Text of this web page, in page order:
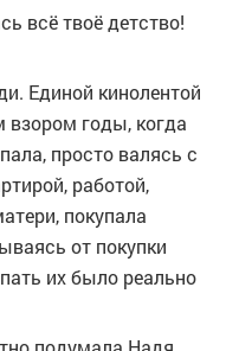
всё твоё детство!
Единой кинолентой
годы, когда
просто валясь с
работой,
покупала
от покупки
их было реально